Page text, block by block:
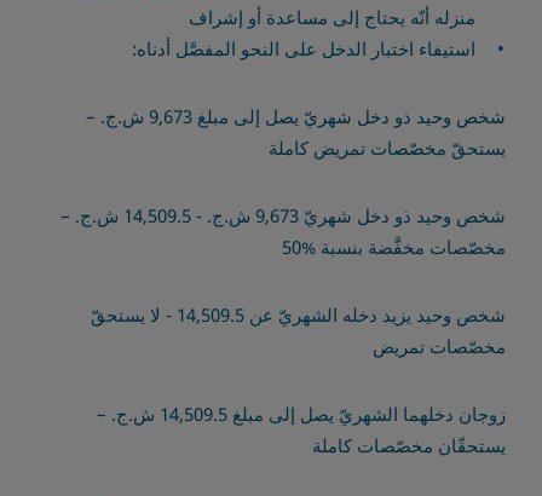
منزله أنّه يحتاج إلى مساعدة أو إشراف
استيفاء اختبار الدخل على النحو المفصَّل أدناه:
شخص وحيد ذو دخل شهريّ يصل إلى مبلغ 9,673 ش.ج. –
يستحقّ مخصّصات تمريض كاملة
شخص وحيد ذو دخل شهريّ 9,673 ش.ج. - 14,509.5 ش.ج. –
مخصّصات مخفَّضة بنسبة %50
شخص وحيد يزيد دخله الشهريّ عن 14,509.5 - لا يستحقّ
مخصّصات تمريض
زوجان دخلهما الشهريّ يصل إلى مبلغ 14,509.5 ش.ج. –
يستحقّان مخصّصات كاملة